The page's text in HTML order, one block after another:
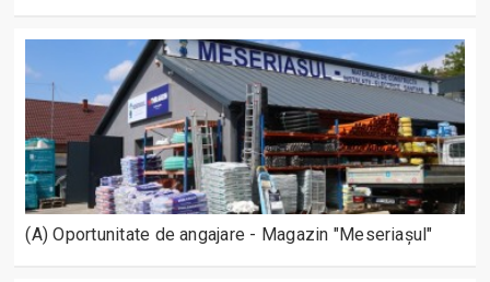
(A) Oportunitate de angajare - Magazin "Meseriașul"